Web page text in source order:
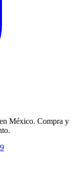
México. Compra y